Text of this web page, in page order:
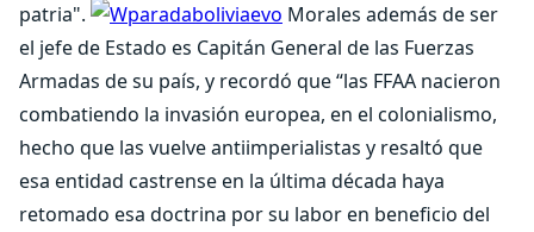
patria".
Morales además de ser
el jefe de Estado es Capitán General de las Fuerzas
Armadas de su país, y recordó que “las FFAA nacieron
combatiendo la invasión europea, en el colonialismo,
hecho que las vuelve antiimperialistas y resaltó que
esa entidad castrense en la última década haya
retomado esa doctrina por su labor en beneficio del